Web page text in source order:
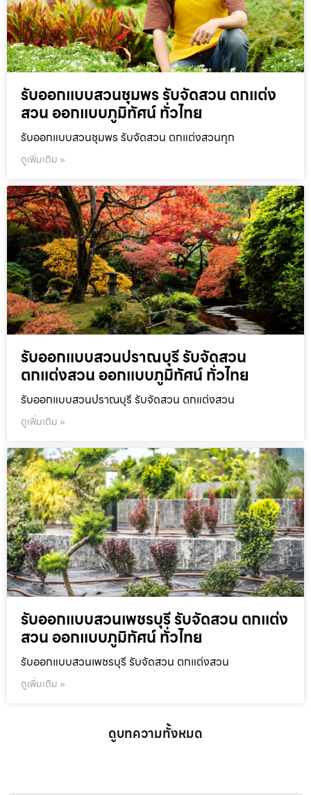
รับออกแบบสวนชุมพร รับจัดสวน ตกแต่ง
สวน ออกแบบภูมิทัศน์ ทั่วไทย
รับออกแบบสวนชุมพร รับจัดสวน ตกแต่งสวนทุก
ดูเพิ่มเติม »
รับออกแบบสวนปราณบุรี รับจัดสวน
ตกแต่งสวน ออกแบบภูมิทัศน์ ทั่วไทย
รับออกแบบสวนปราณบุรี รับจัดสวน ตกแต่งสวน
ดูเพิ่มเติม »
รับออกแบบสวนเพชรบุรี รับจัดสวน ตกแต่ง
สวน ออกแบบภูมิทัศน์ ทั่วไทย
รับออกแบบสวนเพชรบุรี รับจัดสวน ตกแต่งสวน
ดูเพิ่มเติม »
ดูบทความทั้งหมด